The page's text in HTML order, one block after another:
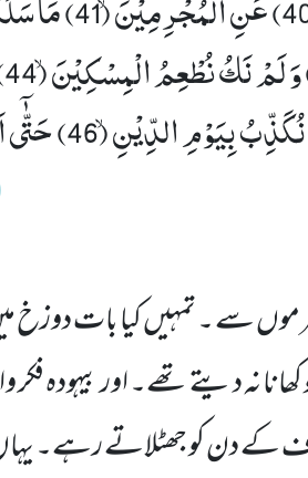
سے ۔ تمہیں کیا بات دوزخ
نہ دیتے تھے۔ اور بیہودہ
کے دن کو جھٹلاتے رہے۔